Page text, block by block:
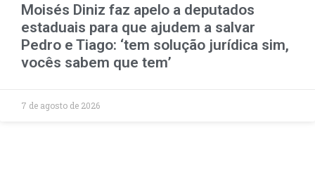
Moisés Diniz faz apelo a deputados
estaduais para que ajudem a salvar
Pedro e Tiago: ‘tem solução jurídica sim,
vocês sabem que tem’
7 de agosto de 2026